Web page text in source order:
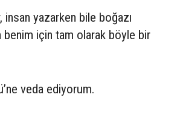
insan yazarken bile boğazı
benim için tam olarak böyle bir
veda ediyorum.